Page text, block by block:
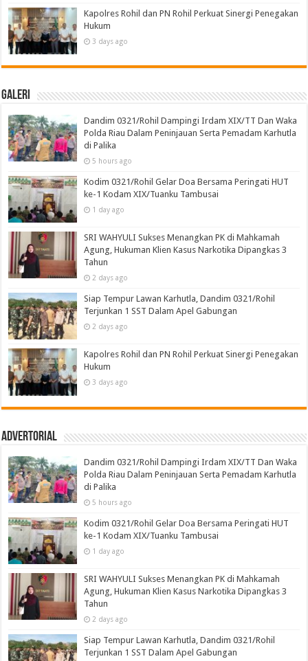
Kapolres Rohil dan PN Rohil Perkuat Sinergi Penegakan
Hukum
3 days ago
Galeri
Dandim 0321/Rohil Dampingi Irdam XIX/TT Dan Waka
Polda Riau Dalam Peninjauan Serta Pemadam Karhutla
di Palika
5 hours ago
Kodim 0321/Rohil Gelar Doa Bersama Peringati HUT
ke-1 Kodam XIX/Tuanku Tambusai
1 day ago
SRI WAHYULI Sukses Menangkan PK di Mahkamah
Agung, Hukuman Klien Kasus Narkotika Dipangkas 3
Tahun
2 days ago
Siap Tempur Lawan Karhutla, Dandim 0321/Rohil
Terjunkan 1 SST Dalam Apel Gabungan
2 days ago
Kapolres Rohil dan PN Rohil Perkuat Sinergi Penegakan
Hukum
3 days ago
Advertorial
Dandim 0321/Rohil Dampingi Irdam XIX/TT Dan Waka
Polda Riau Dalam Peninjauan Serta Pemadam Karhutla
di Palika
5 hours ago
Kodim 0321/Rohil Gelar Doa Bersama Peringati HUT
ke-1 Kodam XIX/Tuanku Tambusai
1 day ago
SRI WAHYULI Sukses Menangkan PK di Mahkamah
Agung, Hukuman Klien Kasus Narkotika Dipangkas 3
Tahun
2 days ago
Siap Tempur Lawan Karhutla, Dandim 0321/Rohil
Terjunkan 1 SST Dalam Apel Gabungan